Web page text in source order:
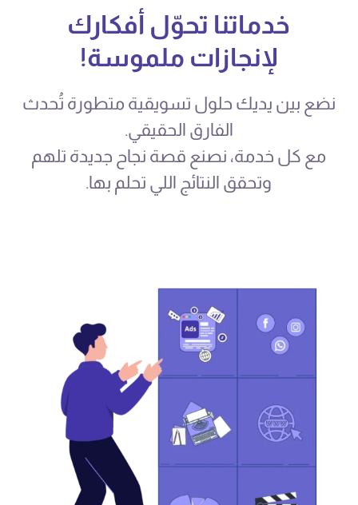
خدماتنا تحوّل أفكارك
لإنجازات ملموسة!
نضع بين يديك حلول تسويقية متطورة تُحدث
الفارق الحقيقي.
مع كل خدمة، نصنع قصة نجاح جديدة تلهم
وتحقق النتائج اللي تحلم بها.